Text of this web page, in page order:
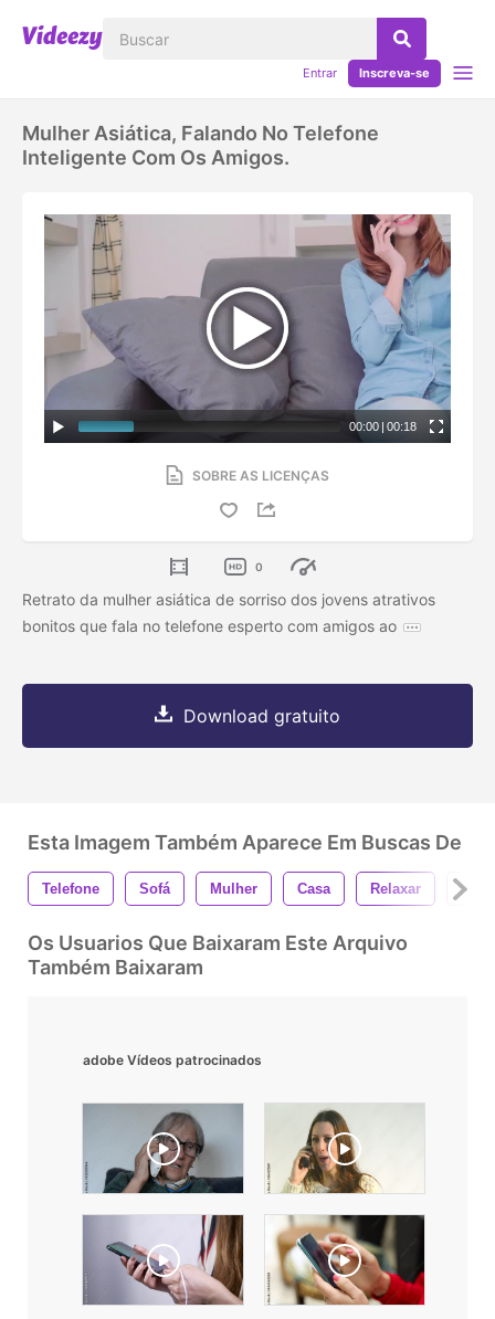
Entrar Inscreva-se
Mulher Asiática, Falando No Telefone
Inteligente Com Os Amigos.
00:00 | 00:18
SOBRE AS LICENÇAS
0
Retrato da mulher asiática de sorriso dos jovens atrativos
bonitos que fala no telefone esperto com amigos ao
Download gratuito
Esta Imagem Também Aparece Em Buscas De
Telefone Sofá Mulher Casa Relaxar
Os Usuarios Que Baixaram Este Arquivo
Também Baixaram
adobe Vídeos patrocinados